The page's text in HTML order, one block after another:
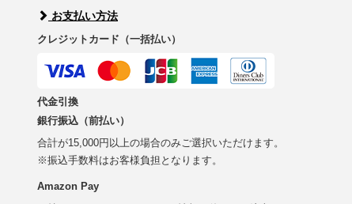
お支払い方法
クレジットカード（一括払い）
代金引換
銀行振込（前払い）
合計が15,000円以上の場合のみご選択いただけます。
※振込手数料はお客様負担となります。
Amazon Pay